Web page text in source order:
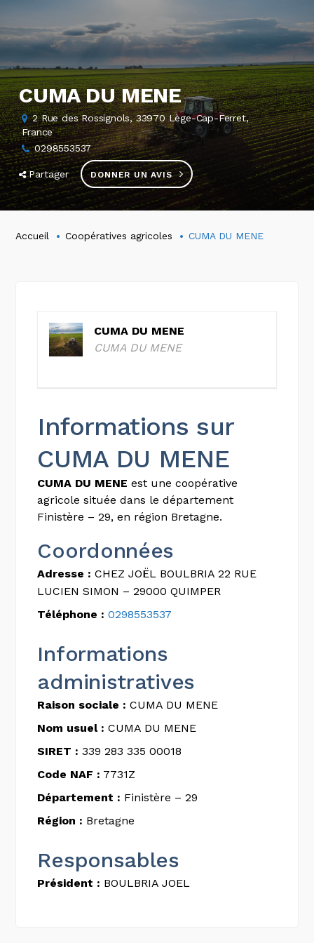
CUMA DU MENE
2 Rue des Rossignols, 33970 Lège-Cap-Ferret,
France
0298553537
Partager DONNER UN AVIS
Accueil Coopératives agricoles CUMA DU MENE
CUMA DU MENE
CUMA DU MENE
Informations sur
CUMA DU MENE
CUMA DU MENE est une coopérative
agricole située dans le département
Finistère – 29, en région Bretagne.
Coordonnées
Adresse : CHEZ JOËL BOULBRIA 22 RUE
LUCIEN SIMON – 29000 QUIMPER
Téléphone : 0298553537
Informations
administratives
Raison sociale : CUMA DU MENE
Nom usuel : CUMA DU MENE
SIRET : 339 283 335 00018
Code NAF : 7731Z
Département : Finistère – 29
Région : Bretagne
Responsables
Président : BOULBRIA JOEL